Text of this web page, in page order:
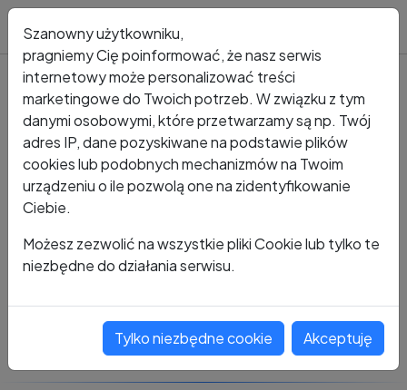
Kto dzwonił? Numer +48 664 311 729 9
+48 664 311 729 9
Szanowny użytkowniku,
pragniemy Cię poinformować, że nasz serwis
internetowy może personalizować treści
marketingowe do Twoich potrzeb. W związku z tym
danymi osobowymi, które przetwarzamy są np. Twój
adres IP, dane pozyskiwane na podstawie plików
cookies lub podobnych mechanizmów na Twoim
urządzeniu o ile pozwolą one na zidentyfikowanie
Ciebie.
Możesz zezwolić na wszystkie pliki Cookie lub tylko te
niezbędne do działania serwisu.
Tylko niezbędne cookie Akceptuję